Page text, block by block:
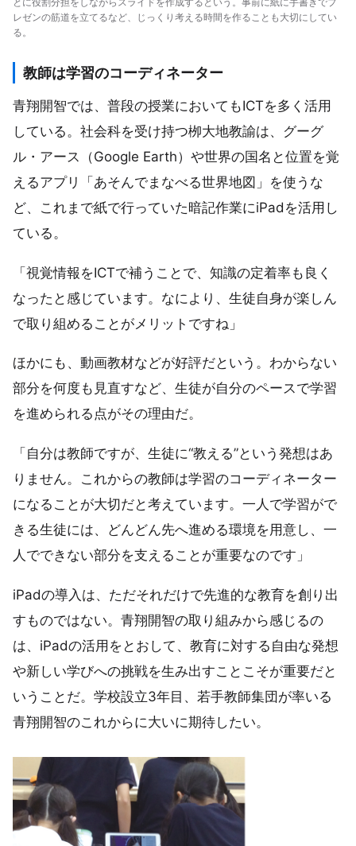
レゼンの筋道を立てるなど、じっくり考える時間を作ることも大切にしてい
る。
教師は学習のコーディネーター
青翔開智では、普段の授業においてもICTを多く活用
している。社会科を受け持つ栁大地教諭は、グーグ
ル・アース（Google Earth）や世界の国名と位置を覚
えるアプリ「あそんでまなべる世界地図」を使うな
ど、これまで紙で行っていた暗記作業にiPadを活用し
ている。
「視覚情報をICTで補うことで、知識の定着率も良く
なったと感じています。なにより、生徒自身が楽しん
で取り組めることがメリットですね」
ほかにも、動画教材などが好評だという。わからない
部分を何度も見直すなど、生徒が自分のペースで学習
を進められる点がその理由だ。
「自分は教師ですが、生徒に“教える”という発想はあ
りません。これからの教師は学習のコーディネーター
になることが大切だと考えています。一人で学習がで
きる生徒には、どんどん先へ進める環境を用意し、一
人でできない部分を支えることが重要なのです」
iPadの導入は、ただそれだけで先進的な教育を創り出
すものではない。青翔開智の取り組みから感じるの
は、iPadの活用をとおして、教育に対する自由な発想
や新しい学びへの挑戦を生み出すことこそが重要だと
いうことだ。学校設立3年目、若手教師集団が率いる
青翔開智のこれからに大いに期待したい。